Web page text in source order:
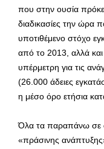
που στην ουσία
διαδικασίες την ώρα
υποτιθέμενο στόχο
από το 2013, αλλά και
υπέρμετρη για τις
(26.000 άδειες
η μέσο όρο ετήσια
Όλα τα παραπάνω σε
«πράσινης